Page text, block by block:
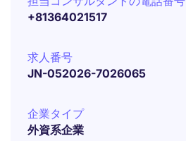
+81364021517
求人番号
JN-052026-7026065
企業タイプ
外資系企業